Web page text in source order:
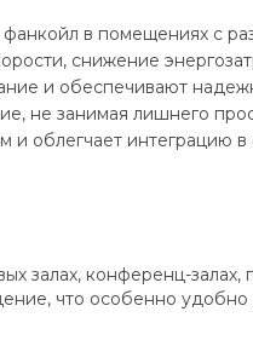
в помещениях с
снижение
и обеспечивают
не занимая лишнего
и облегчает интеграцию
залах, конференц-
что особенно